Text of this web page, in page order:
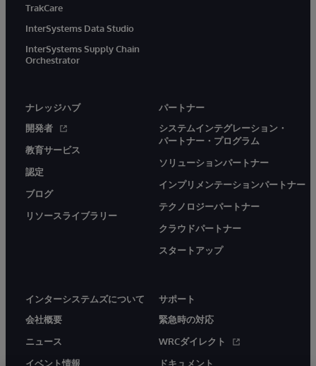
TrakCare
InterSystems Data Studio
InterSystems Supply Chain
Orchestrator
ナレッジハブ
開発者
教育サービス
認定
ブログ
リソースライブラリー
パートナー
システムインテグレーション・
パートナー・プログラム
ソリューションパートナー
インプリメンテーションパートナー
テクノロジーパートナー
クラウドパートナー
スタートアップ
インターシステムズについて
会社概要
ニュース
イベント情報
サポート
緊急時の対応
WRCダイレクト
ドキュメント